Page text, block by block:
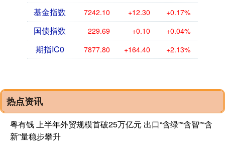
基金指数 7242.10 +12.30 +0.17%
国债指数 229.69 +0.10 +0.04%
期指IC0 7877.80 +164.40 +2.13%
热点资讯
粤有钱 上半年外贸规模首破25万亿元 出口“含绿”“含智”“含
新”量稳步攀升